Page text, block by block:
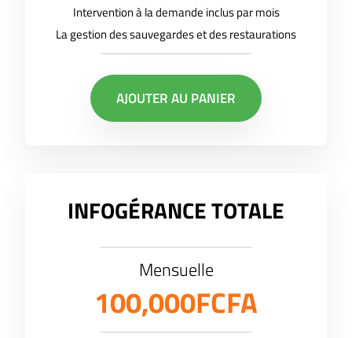
Intervention à la demande inclus par mois
La gestion des sauvegardes et des restaurations
AJOUTER AU PANIER
INFOGÉRANCE TOTALE
Mensuelle
100,000FCFA